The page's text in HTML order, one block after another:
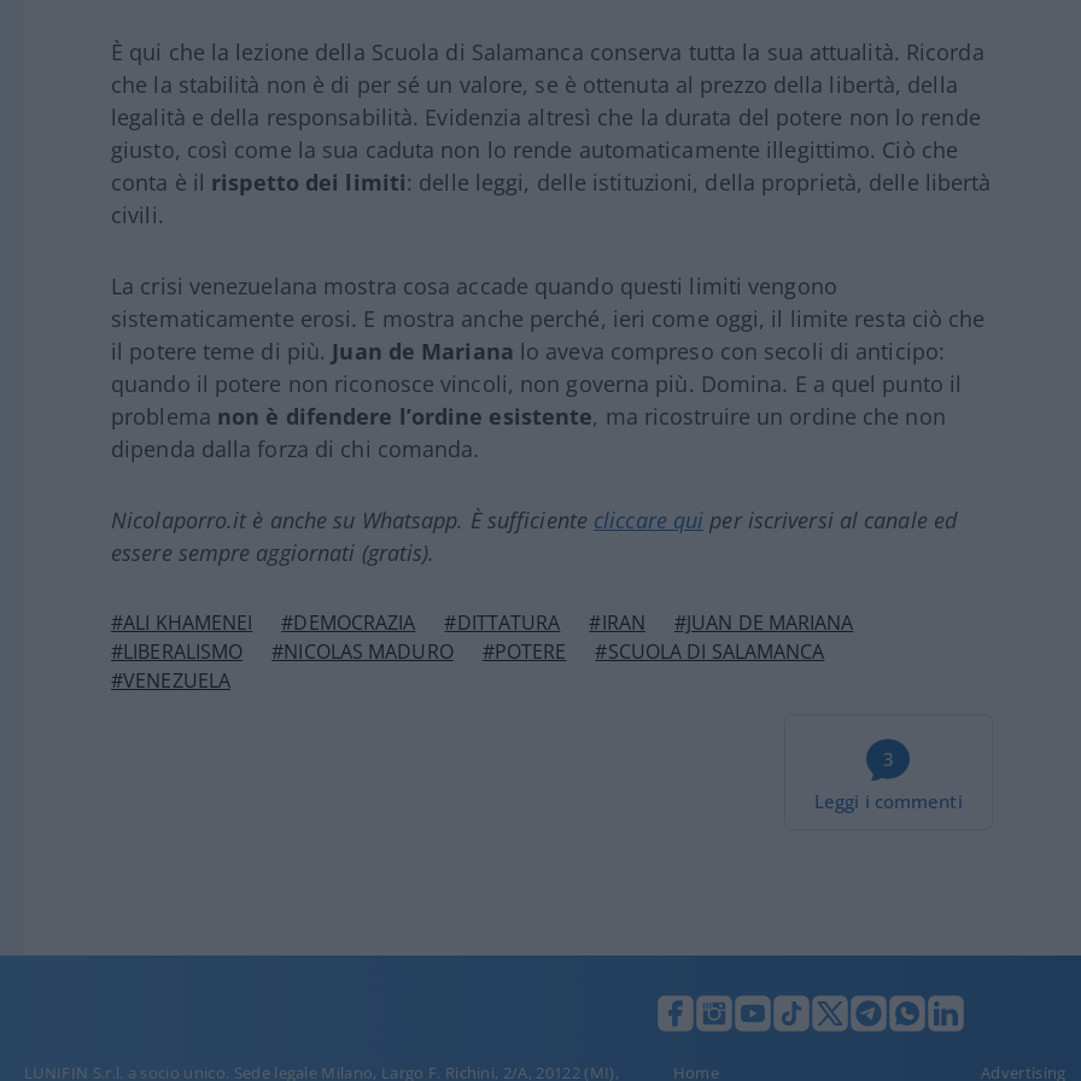
È qui che la lezione della Scuola di Salamanca conserva tutta la sua attualità. Ricorda
che la stabilità non è di per sé un valore, se è ottenuta al prezzo della libertà, della
legalità e della responsabilità. Evidenzia altresì che la durata del potere non lo rende
giusto, così come la sua caduta non lo rende automaticamente illegittimo. Ciò che
conta è il rispetto dei limiti: delle leggi, delle istituzioni, della proprietà, delle libertà
civili.
La crisi venezuelana mostra cosa accade quando questi limiti vengono
sistematicamente erosi. E mostra anche perché, ieri come oggi, il limite resta ciò che
il potere teme di più. Juan de Mariana lo aveva compreso con secoli di anticipo:
quando il potere non riconosce vincoli, non governa più. Domina. E a quel punto il
problema non è difendere l’ordine esistente, ma ricostruire un ordine che non
dipenda dalla forza di chi comanda.
Nicolaporro.it è anche su Whatsapp. È sufficiente cliccare qui per iscriversi al canale ed
essere sempre aggiornati (gratis).
#ALI KHAMENEI #DEMOCRAZIA #DITTATURA #IRAN
#JUAN DE MARIANA
#LIBERALISMO
#NICOLAS MADURO #POTERE
#SCUOLA DI SALAMANCA
#VENEZUELA
3
Leggi i commenti
LUNIFIN S.r.l. a socio unico. Sede legale Milano, Largo F. Richini, 2/A, 20122 (MI), Home Advertising